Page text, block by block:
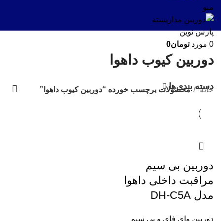
منو
0 مورد تومان0
دوربین کیوب داهوا
دسته بندی‌ها
خانه محصولات برچسب خورده “دوربین کیوب داهوا”
دوربین بی سیم
مراقبت داخلی داهوا
مدل DH-C5A
دوربین وای فای و بی سیم